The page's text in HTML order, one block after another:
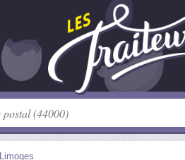
Limoges